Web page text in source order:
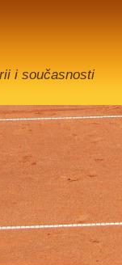
i současnosti